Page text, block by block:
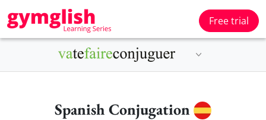
Free trial
Spanish Conjugation